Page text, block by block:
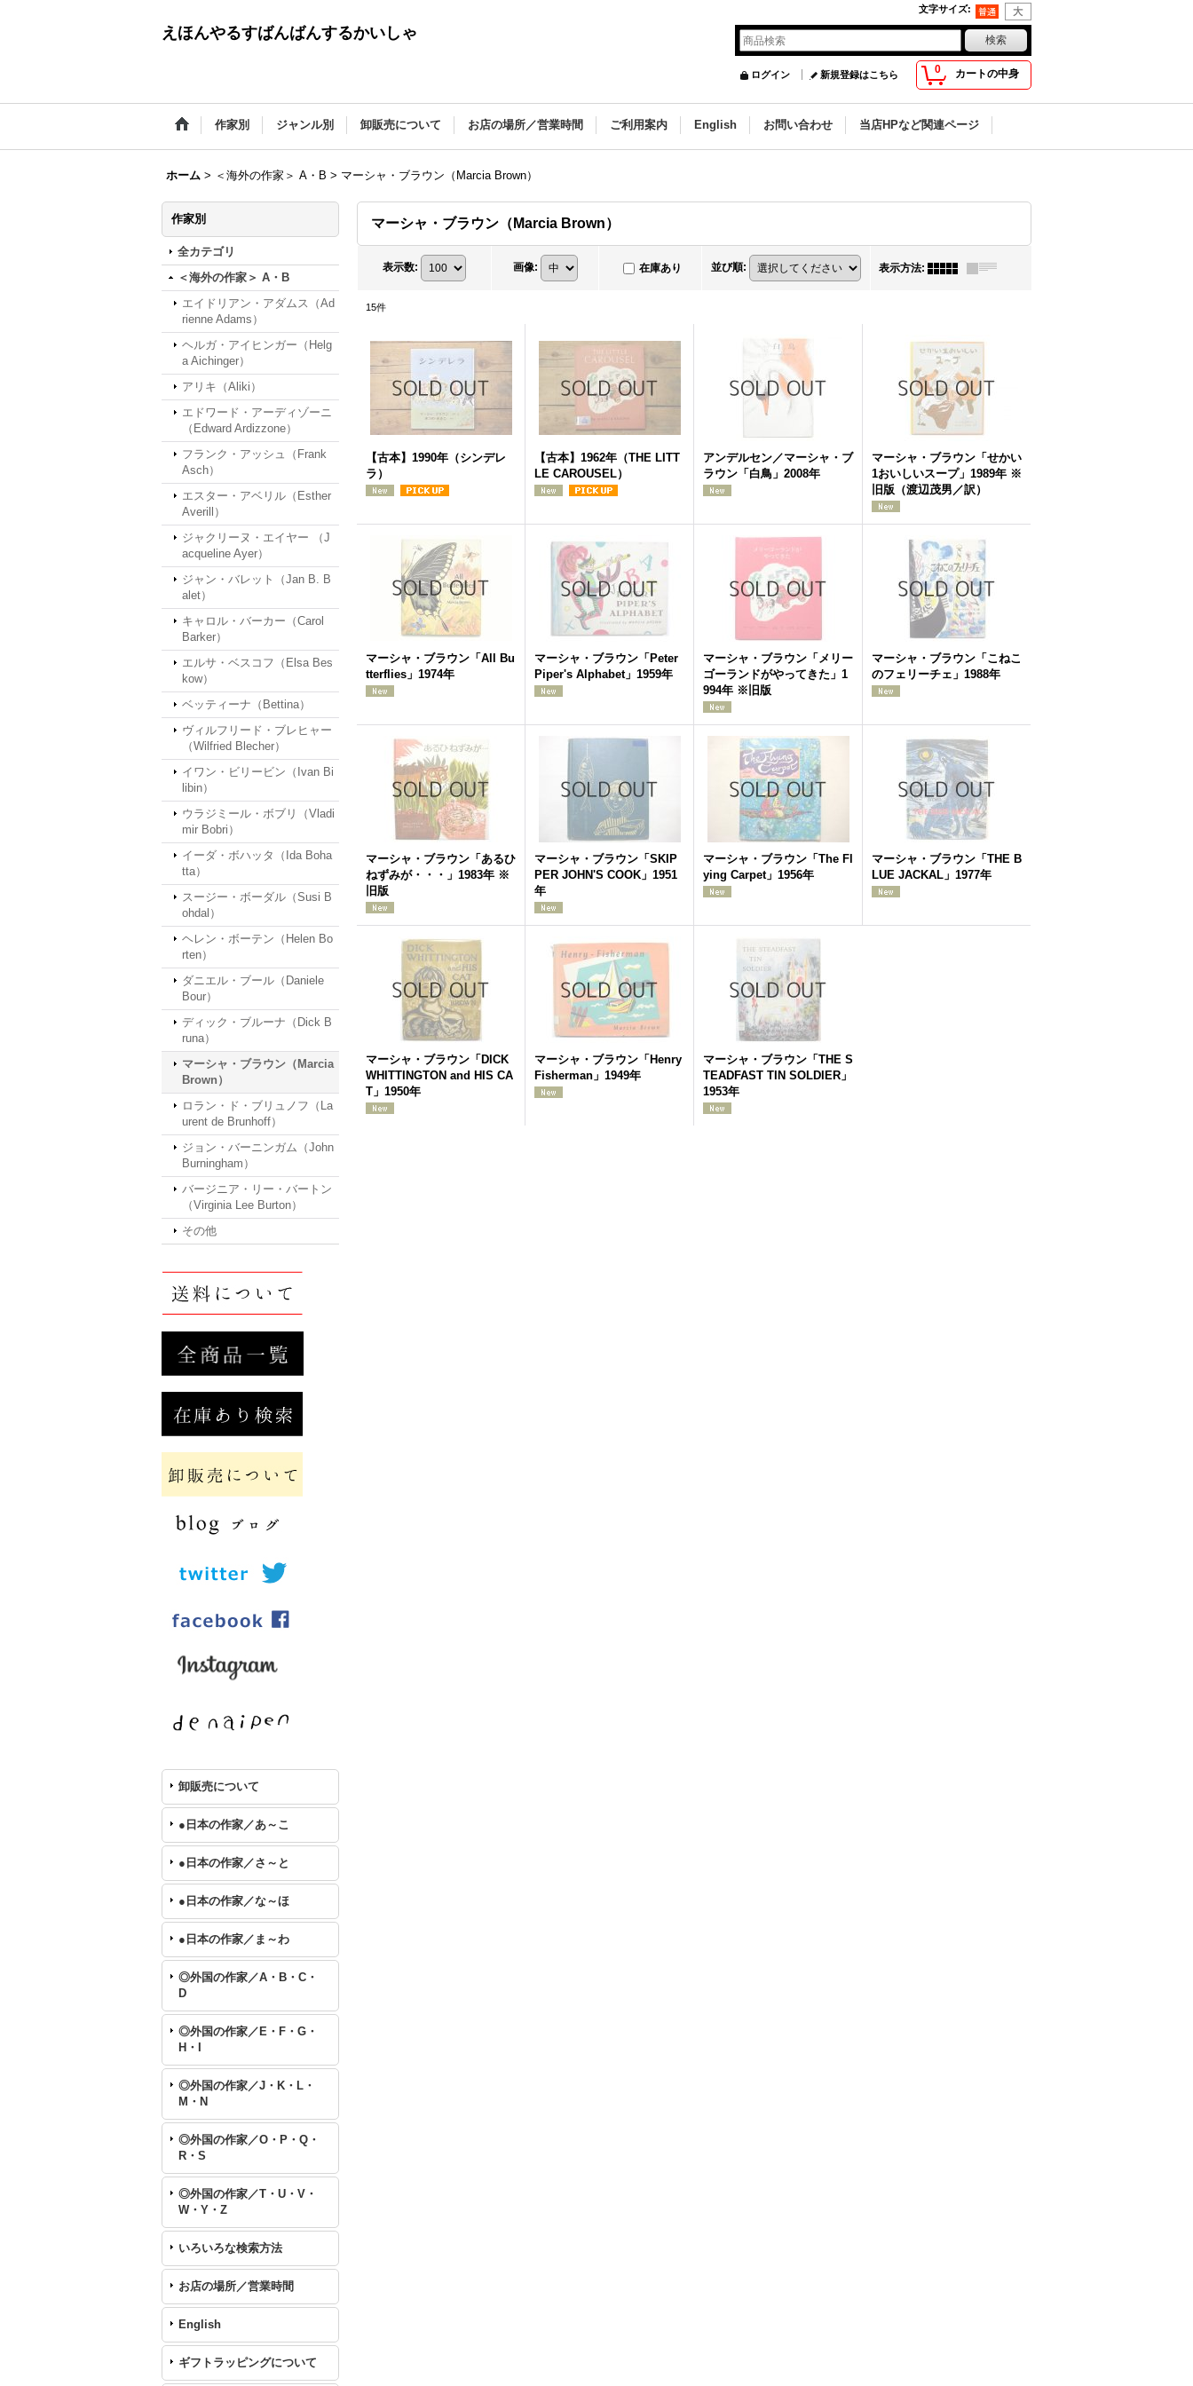
文字サイズ:
えほんやるすばんばんするかいしゃ
0 カートの中身
ログイン 新規登録はこちら
作家別 ジャンル別 卸販売について お店の場所／営業時間 ご利用案内 English お問い合わせ 当店HPなど関連ページ
ホーム > ＜海外の作家＞ A・B > マーシャ・ブラウン（Marcia Brown）
作家別
全カテゴリ
＜海外の作家＞ A・B
エイドリアン・アダムス（Ad
rienne Adams）
ヘルガ・アイヒンガー（Helg
a Aichinger）
アリキ（Aliki）
エドワード・アーディゾーニ
（Edward Ardizzone）
フランク・アッシュ（Frank
Asch）
エスター・アベリル（Esther
Averill）
ジャクリーヌ・エイヤー （J
acqueline Ayer）
ジャン・バレット（Jan B. B
alet）
キャロル・バーカー（Carol
Barker）
エルサ・ベスコフ（Elsa Bes
kow）
ベッティーナ（Bettina）
ヴィルフリード・ブレヒャー
（Wilfried Blecher）
イワン・ビリービン（Ivan Bi
libin）
ウラジミール・ボブリ（Vladi
mir Bobri）
イーダ・ボハッタ（Ida Boha
tta）
スージー・ボーダル（Susi B
ohdal）
ヘレン・ボーテン（Helen Bo
rten）
ダニエル・ブール（Daniele
Bour）
ディック・ブルーナ（Dick B
runa）
マーシャ・ブラウン（Marcia
Brown）
ロラン・ド・ブリュノフ（La
urent de Brunhoff）
ジョン・バーニンガム（John
Burningham）
バージニア・リー・バートン
（Virginia Lee Burton）
その他
卸販売について
●日本の作家／あ～こ
●日本の作家／さ～と
●日本の作家／な～ほ
●日本の作家／ま～わ
◎外国の作家／A・B・C・
D
◎外国の作家／E・F・G・
H・I
◎外国の作家／J・K・L・
M・N
◎外国の作家／O・P・Q・
R・S
◎外国の作家／T・U・V・
W・Y・Z
いろいろな検索方法
お店の場所／営業時間
English
ギフトラッピングについて
マーシャ・ブラウン（Marcia Brown）
表示数: 画像: 在庫あり 並び順: 表示方法:
15件
【古本】1990年（シンデレ
ラ）
【古本】1962年（THE LITT
LE CAROUSEL）
アンデルセン／マーシャ・ブ
ラウン「白鳥」2008年
マーシャ・ブラウン「せかい
1おいしいスープ」1989年 ※
旧版（渡辺茂男／訳）
マーシャ・ブラウン「All Bu
tterflies」1974年
マーシャ・ブラウン「Peter
Piper's Alphabet」1959年
マーシャ・ブラウン「メリー
ゴーランドがやってきた」1
994年 ※旧版
マーシャ・ブラウン「こねこ
のフェリーチェ」1988年
マーシャ・ブラウン「あるひ
ねずみが・・・」1983年 ※
旧版
マーシャ・ブラウン「SKIP
PER JOHN'S COOK」1951
年
マーシャ・ブラウン「The Fl
ying Carpet」1956年
マーシャ・ブラウン「THE B
LUE JACKAL」1977年
マーシャ・ブラウン「DICK
WHITTINGTON and HIS CA
T」1950年
マーシャ・ブラウン「Henry
Fisherman」1949年
マーシャ・ブラウン「THE S
TEADFAST TIN SOLDIER」
1953年